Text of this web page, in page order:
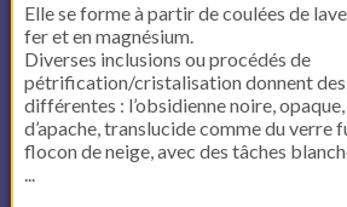
Elle se forme à partir de coulées de
fer et en magnésium.
Diverses inclusions ou procédés de
pétrification/cristalisation donnent des
différentes : l’obsidienne noire,
d’apache, translucide comme du verre
flocon de neige, avec des tâches
...